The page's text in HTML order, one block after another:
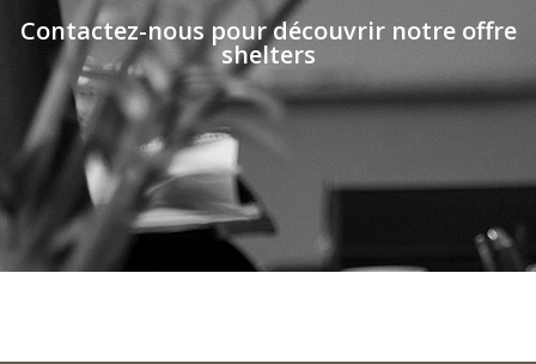
Contactez-nous pour découvrir notre offre
shelters